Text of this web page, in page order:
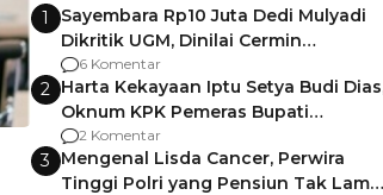
1
Sayembara Rp10 Juta Dedi Mulyadi
Dikritik UGM, Dinilai Cermin
Gagalnya Negara Jamin Keamanan
6 Komentar
2 Harta Kekayaan Iptu Setya Budi
Oknum KPK Pemeras Bupati
Pemalang
2 Komentar
3 Mengenal Lisda Cancer, Perwira
Tinggi Polri yang Pensiun Tak Lama